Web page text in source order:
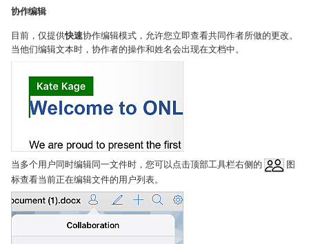
协作编辑
目前，仅提供快速协作编辑模式，允许您立即查看共同作者所做的更改。
当他们编辑文本时，协作者的操作和姓名会出现在文档中。
当多个用户同时编辑同一文件时，您可以点击顶部工具栏右侧的
图
标查看当前正在编辑文件的用户列表。